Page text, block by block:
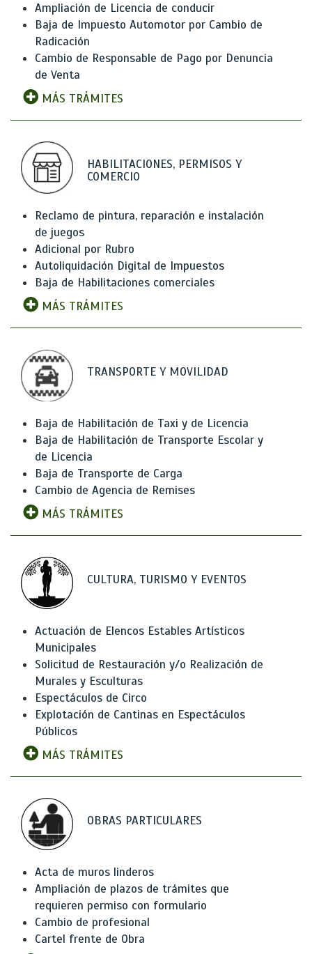
Ampliación de Licencia de conducir
Baja de Impuesto Automotor por Cambio de
Radicación
Cambio de Responsable de Pago por Denuncia
de Venta
MÁS TRÁMITES
HABILITACIONES, PERMISOS Y
COMERCIO
Reclamo de pintura, reparación e instalación
de juegos
Adicional por Rubro
Autoliquidación Digital de Impuestos
Baja de Habilitaciones comerciales
MÁS TRÁMITES
TRANSPORTE Y MOVILIDAD
Baja de Habilitación de Taxi y de Licencia
Baja de Habilitación de Transporte Escolar y
de Licencia
Baja de Transporte de Carga
Cambio de Agencia de Remises
MÁS TRÁMITES
CULTURA, TURISMO Y EVENTOS
Actuación de Elencos Estables Artísticos
Municipales
Solicitud de Restauración y/o Realización de
Murales y Esculturas
Espectáculos de Circo
Explotación de Cantinas en Espectáculos
Públicos
MÁS TRÁMITES
OBRAS PARTICULARES
Acta de muros linderos
Ampliación de plazos de trámites que
requieren permiso con formulario
Cambio de profesional
Cartel frente de Obra